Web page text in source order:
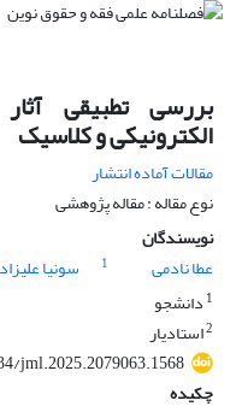
بررسی تطبیقی
الکترونیکی و کلاسیک
مقالات آماده انتشار
نوع مقاله : مقاله پژوهشی
نویسندگان
عطا نادمی
1 سونیا
1 دانشجو
2استادیار
jml.2025.2079063.1568
چکیده